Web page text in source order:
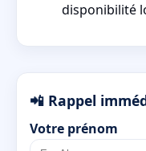
disponibilité
📲 Rappel
Votre prénom